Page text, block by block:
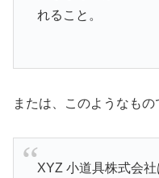
れること。
または、このようなもの
XYZ 小道具株式会